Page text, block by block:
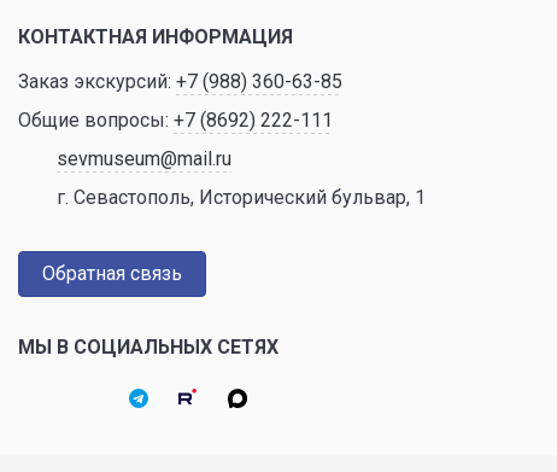
КОНТАКТНАЯ ИНФОРМАЦИЯ
Заказ экскурсий: +7 (988) 360-63-85
Общие вопросы: +7 (8692) 222-111
sevmuseum@mail.ru
г. Севастополь, Исторический бульвар, 1
Обратная связь
МЫ В СОЦИАЛЬНЫХ СЕТЯХ